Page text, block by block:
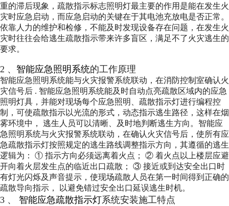
重的滞后现象，疏散指示标志照明灯最主要的作用是能在发生火
灾时应急启动，而应急启动的关键在于其电池充放电是否正常。
依靠人力的维护和检修，不能及时发现设备存在问题，在发生火
灾时往往会给逃生疏散指示带来许多盲区，满足不了火灾逃生的
要求。
2 、 智能应急照明系统的工作原理
智能应急照明系统能与火灾报警系统联动，在消防控制室确认火
灾信号后 . 智能应急照明系统能及时自动点亮疏散区域内的应急
照明灯具，并能对现场每个应急照明、疏散指示灯进行编程控
制，可使疏散指示以光流的形式，动态指示逃生路径，这样在烟
雾环境中，
逃生人员可以清晰、及时地判断逃生方向。智能应
急照明系统与火灾报警系统联动，在确认火灾信号后，使所有应
急疏散指示灯按照规定的逃生路线调整指示方向，其遵循的逃生
逻辑为：
① 指示方向必须远离着火点； ② 着火点以上楼层应避
开向着火层发生点的临近出口疏散；
③ 接近或到达安全出口时
有灯光闪烁及声音提示，使现场疏散人员在第一时间得到正确的
疏散导向指示，
以避免错过安全出口延误逃生时机。
3 、 智能应急疏散指示灯系统安装施工特点